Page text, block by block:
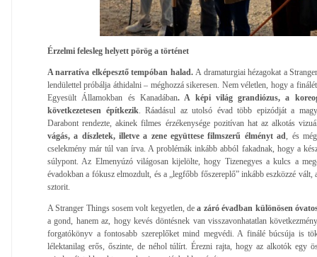
Érzelmi felesleg helyett pörög a történet
A narratíva elképesztő tempóban halad. A dramaturgiai hézagokat a
lendülettel próbálja áthidalni – méghozzá sikeresen. Nem véletlen, hogy a
Egyesült Államokban és Kanadában. A képi világ grandiózus, a
következetesen építkezik . Ráadásul az utolsó évad több epizódját a
Darabont rendezte, akinek filmes érzékenysége pozitívan hat az alkotás
vágás, a díszletek, illetve a zene együttese filmszerű élményt ad , és
cselekmény már túl van írva. A problémák inkább abból fakadnak, hogy a
súlypont. Az Elmenyúzó világosan kijelölte, hogy Tizenegyes a kulcs a
évadokban a fókusz elmozdult, és a „legfőbb főszereplő” inkább eszközzé
sztorit.
A Stranger Things sosem volt kegyetlen, dea záró évadban különösen
a gond, hanem az, hogy kevés döntésnek van visszavonhatatlan
forgatókönyv a fontosabb szereplőket mind megvédi. A finálé búcsúja is
lélektanilag erős, őszinte, de néhol túlírt. Érezni rajta, hogy az alkotók egy